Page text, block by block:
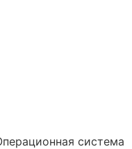
система